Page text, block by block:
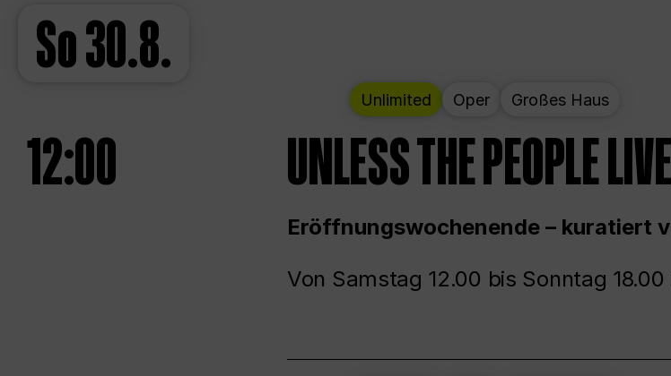
So30.8.
Unlimited Oper Großes Haus
12:00 UNLESS THE PEOPLE
Eröffnungswochenende – kuratiert
Von Samstag 12.00 bis Sonntag